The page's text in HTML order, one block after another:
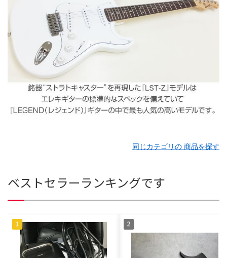
同じカテゴリの 商品を探す
ベストセラーランキングです